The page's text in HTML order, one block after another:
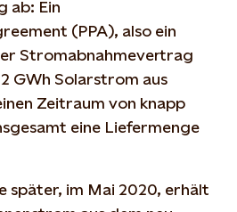
ab: Ein
(PPA), also ein
Stromabnahmevertrag
GWh Solarstrom aus
Zeitraum von knapp
eine Liefermenge
später, im Mai 2020, erhält